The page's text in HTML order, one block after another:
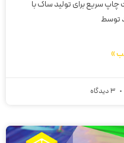
سریع برای تولید ساک با
توسط
»
3 دیدگاه